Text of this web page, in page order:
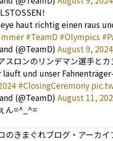
haut richtig einen raus
#TeamD #Olympics
(@TeamD) August 9, 2024
スロンのリンデマン選手と
läuft und unser
#ClosingCeremony
(@TeamD) August 11,
ん=^_^=
のきまぐれブログ・アーカ